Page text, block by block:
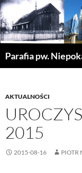
Parafia pw.
AKTUALNOŚCI
2015
2015-08-16 PIOTR